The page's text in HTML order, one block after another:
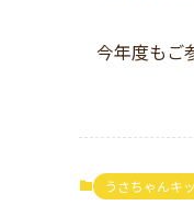
今年度もご
うさちゃんキ